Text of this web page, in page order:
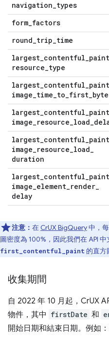
navigation_types
form_factors
round_trip_time
largest_contentful_paint
resource_type
largest_contentful_paint
image_time_to_first_byte
largest_contentful_paint
image_resource_load_
largest_contentful_paint
image_resource_load_
duration
largest_contentful_paint
image_element_render_
delay
注意： 在 CrUX BigQuery中，
圖密度為 100%，因此我們在 API 中
first_contentful_paint 的直方
收集期間
自 2022 年 10 月起，CrUX
物件，其中 firstDate 和
開始日期和結束日期。例如：